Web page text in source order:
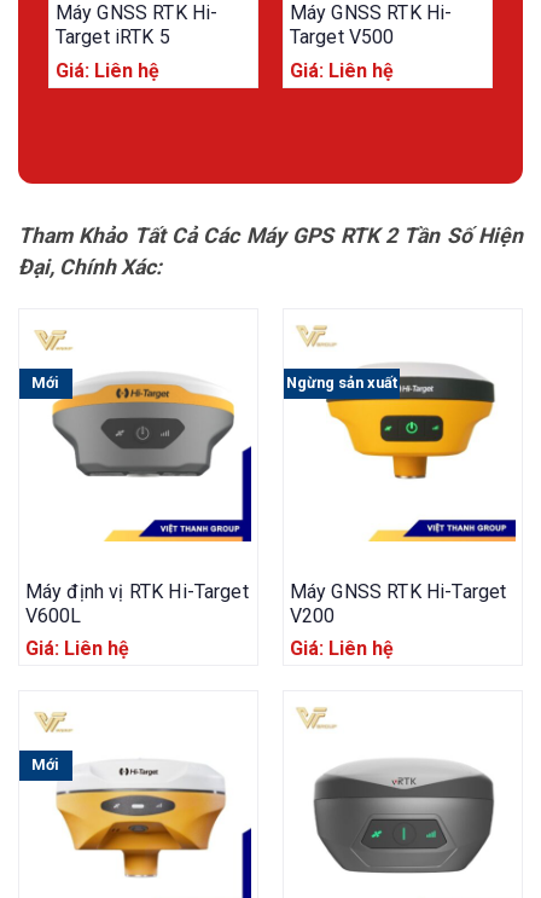
Máy GNSS RTK Hi-
Target iRTK 5
Giá: Liên hệ
Máy GNSS RTK Hi-
Target V500
Giá: Liên hệ
Tham Khảo Tất Cả Các Máy GPS RTK 2 Tần Số Hiện
Đại, Chính Xác:
Mới
Máy định vị RTK Hi-Target
V600L
Giá: Liên hệ
Ngừng sản xuất
Máy GNSS RTK Hi-Target
V200
Giá: Liên hệ
Mới